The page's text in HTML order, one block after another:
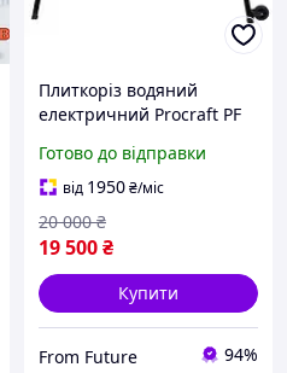
Плиткоріз водяний
електричний Procraft PF
підлоговий)
Готово до відправки
від 1950₴/міс
19 500₴
20 000 ₴
Купити
From Future 94%